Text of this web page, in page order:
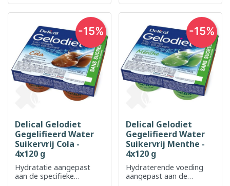
Delical Gelodiet
Gegelifieerd Water
Suikervrij Cola -
4x120 g
Hydratatie aangepast
aan de specifieke
-15%
Delical Gelodiet
Gegelifieerd Water
Suikervrij Menthe -
4x120 g
Hydraterende voeding
aangepast aan de
-15%